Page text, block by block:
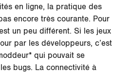
en ligne, la pratique des
encore très courante. Pour
un peu différent. Si les jeux
par les développeurs, c’est
qui pouvait se
bugs. La connectivité à